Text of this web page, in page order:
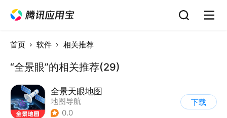
首页 软件 相关推荐
“全景眼”的相关推荐(29)
全景天眼地图
地图导航
0.0
下载